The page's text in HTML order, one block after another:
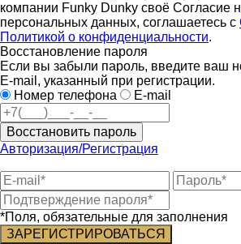
компании Funky Dunky своё Согласие
персональных данных, соглашаетесь с
Политикой о конфиденциальности.
Восстановление пароля
Если вы забыли пароль, введите ваш
E-mail, указанный при регистрации.
Номер телефона
E-mail
Восстановить пароль
Авторизация/Регистрация
*Поля, обязательные для заполнения